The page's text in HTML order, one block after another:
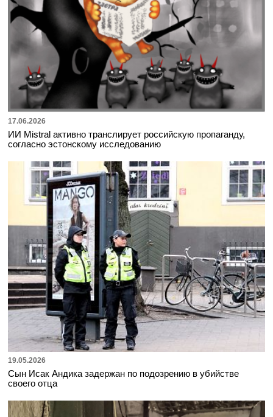
17.06.2026
ИИ Mistral активно транслирует российскую пропаганду,
согласно эстонскому исследованию
19.05.2026
Сын Исак Андика задержан по подозрению в убийстве
своего отца